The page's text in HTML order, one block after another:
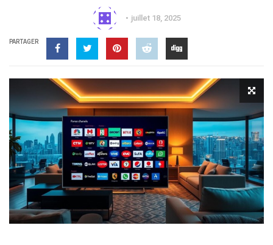
juillet 18, 2025
PARTAGER